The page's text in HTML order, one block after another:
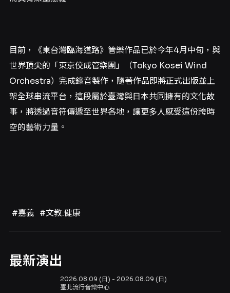
目前，《東台灣臨海道路》管樂作品已於今年4月中旬，與
世界頂尖的「東京佼成管樂團」（Tokyo Kosei Wind
Orchestra）完成錄音製作，隨著作品即將正式出版並上
架全球串流平台，這段屬於臺灣與日本共同擁有的文化故
事，將透過音符傳遞至世界各地，讓更多人感受這份跨時
空的藝術力量。
#嘉義 #文教.健康
最新演出
2026.08.09 (日) - 2026.08.09 (日)
臺北流行音樂中心